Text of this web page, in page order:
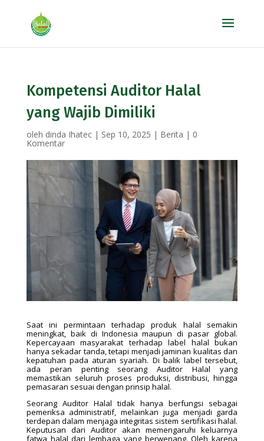
Kompetensi Auditor Halal
yang Wajib Dimiliki
oleh dinda Ihatec| Sep 10, 2025 | Berita | 0
Komentar
Saat ini permintaan terhadap produk halal semakin
meningkat, baik di Indonesia maupun di pasar global.
Kepercayaan masyarakat terhadap label halal bukan
hanya sekadar tanda, tetapi menjadi jaminan kualitas dan
kepatuhan pada aturan syariah. Di balik label tersebut,
ada peran penting seorang Auditor Halal yang
memastikan seluruh proses produksi, distribusi, hingga
pemasaran sesuai dengan prinsip halal.
Seorang Auditor Halal tidak hanya berfungsi sebagai
pemeriksa administratif, melainkan juga menjadi garda
terdepan dalam menjaga integritas sistem sertifikasi halal.
Keputusan dari Auditor akan memengaruhi keluarnya
fatwa halal dari lembaga yang berwenang. Oleh karena